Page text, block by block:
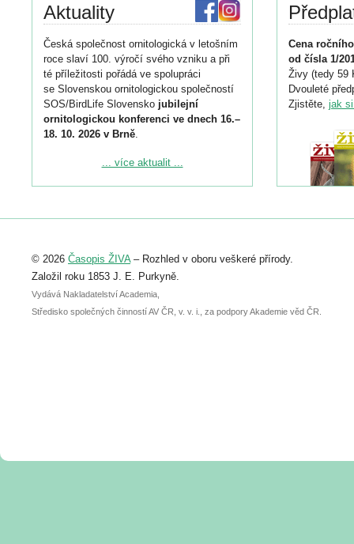
Aktuality
Česká společnost ornitologická v letošním
roce slaví 100. výročí svého vzniku a při
té příležitosti pořádá ve spolupráci
se Slovenskou ornitologickou společností
SOS/BirdLife Slovensko jubilejní
ornitologickou konferenci ve dnech 16.–
18. 10. 2026 v Brně.
Podrobnější informace ke konferenci
Registrovat se můžete do 6. září.
abstraktu přihlášené přednášky nebo
posteru je už 30. června.
... více aktualit ...
Cena
od čísla 1/
Živy (tedy 59
Dvouleté
Zjistěte, jak
© 2026 Časopis ŽIVA– Rozhled v oboru veškeré přírody.
Založil roku 1853 J. E. Purkyně.
Vydává Nakladatelství Academia,
Středisko společných činností AV ČR, v. v. i., za podpory Akademie věd ČR.